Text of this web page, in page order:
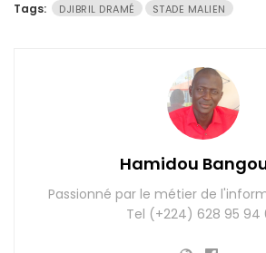
Tags: DJIBRIL DRAMÉ STADE MALIEN
Hamidou
Passionné par le métier de
Tel (+224) 628 95 94